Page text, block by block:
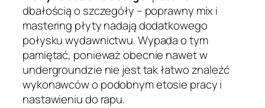
dbałością o szczegóły – poprawny mix i
mastering płyty nadają dodatkowego
połysku wydawnictwu. Wypada o tym
pamiętać, ponieważ obecnie nawet w
undergroundzie nie jest tak łatwo znaleźć
wykonawców o podobnym etosie pracy i
nastawieniu do rapu.